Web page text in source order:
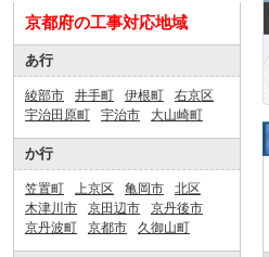
京都府の工事対応地域
あ行
綾部市 井手町 伊根町
右京区
宇治田原町
宇治市 大山崎町
か行
笠置町 上京区 亀岡市
北区
木津川市
京田辺市
京丹後市
京丹波町
京都市 久御山町